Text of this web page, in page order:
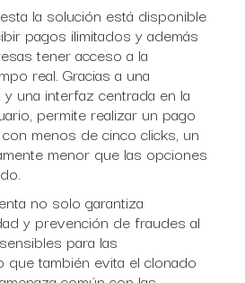
la solución está disponible
pagos ilimitados y además
tener acceso a la
real. Gracias a una
una interfaz centrada en la
permite realizar un pago
menos de cinco clicks, un
menor que las opciones
no solo garantiza
y prevención de fraudes al
para las
que también evita el clonado